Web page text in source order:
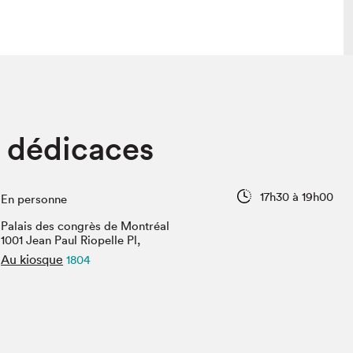
Vidéos et balados
En personne
17h30 à 19h00
Palais des congrès de Montréal
1001 Jean Paul Riopelle Pl,
Au kiosque 1804